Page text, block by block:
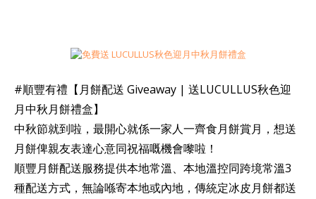
#順豐有禮【月餅配送 Giveaway | 送LUCULLUS秋色迎
月中秋月餅禮盒】
中秋節就到啦，最開心就係一家人一齊食月餅賞月，想送
月餅俾親友表達心意同祝福嘅機會嚟啦！
順豐月餅配送服務提供本地常溫、本地溫控同跨境常溫3
種配送方式，無論喺寄本地或內地，傳統定冰皮月餅都送